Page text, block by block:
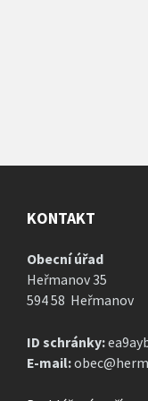
KONTAKT
Obecní úřad
Heřmanov 35
594 58 Heřmanov
ID schránky:
E-mail: